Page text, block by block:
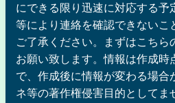
にできる限り迅速に対応する予
等により連絡を確認できないこ
ご了承ください。まずはこちら
お願い致します。情報は作成時
で、作成後に情報が変わる場合
ネ等の著作権侵害目的としてま